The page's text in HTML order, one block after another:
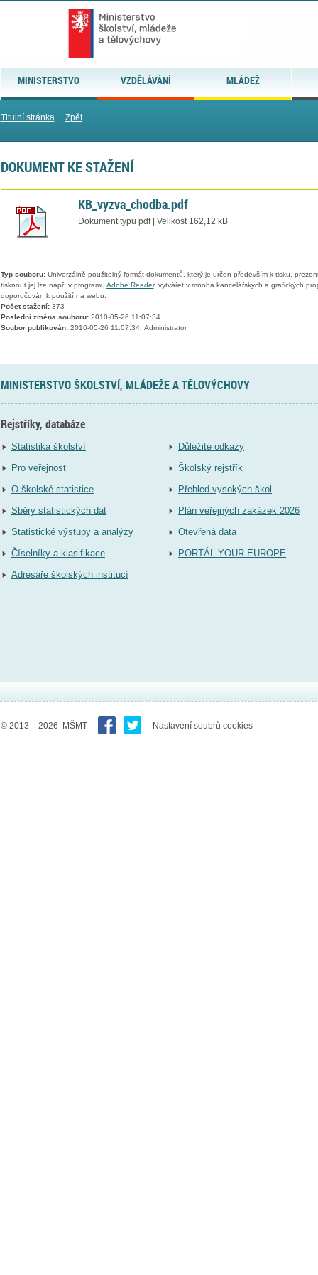
MINISTERSTVO VZDĚLÁVÁNÍ MLÁDEŽ
Titulní stránka| Zpět
DOKUMENT KE STAŽENÍ
KB_vyzva_chodba.pdf
Dokument typu pdf | Velikost 162,12 kB
Typ souboru:Univerzálně použitelný formát dokumentů, který je určen především k tisku,
tisknout jej lze např. v programu Adobe Reader, vytvářet v mnoha kancelářských a grafických
doporučován k použití na webu.
Počet stažení:373
Poslední změna souboru:2010-05-26 11:07:34
Soubor publikován:2010-05-26 11:07:34, Administrator
MINISTERSTVO ŠKOLSTVÍ, MLÁDEŽE A TĚLOVÝCHOVY
Rejstříky, databáze
Statistika školství
Pro veřejnost
O školské statistice
Sběry statistických dat
Statistické výstupy a analýzy
Číselníky a klasifikace
Adresáře školských institucí
Důležité odkazy
Školský rejstřík
Přehled vysokých škol
Plán veřejných zakázek 2026
Otevřená data
PORTÁL YOUR EUROPE
© 2013 – 2026 MŠMT Nastavení soubrů cookies